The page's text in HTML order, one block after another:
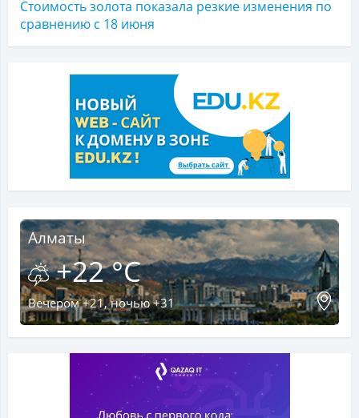
Стоимость золота показала резкие изменения по
сравнению с 18 июня
Алматы
+22 °C
Вечером +21, ночью +31